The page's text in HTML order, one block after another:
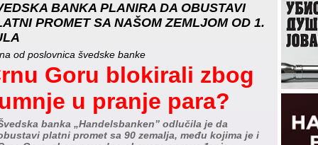
BANKA PLANIRA DA OBUSTAVI
PROMET SA NAŠOM ZEMLJOM OD 1.
od poslovnica švedske banke
Goru blokirali zbog
u pranje para?
banka „Handelsbanken” odlučila je da
platni promet sa 90 zemalja, među kojima je i